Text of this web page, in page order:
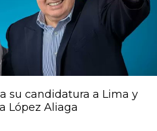
su candidatura a Lima y
López Aliaga